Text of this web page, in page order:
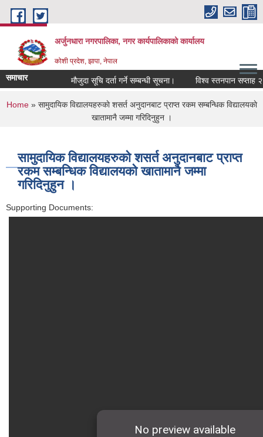
Skip to main content
अर्जुनधारा नगरपालिका, नगर कार्यपालिकाको कार्यालय
कोशी प्रदेश, झापा, नेपाल
समाचार मौजुदा सूचि दर्ता गर्ने सम्बन्धी सूचना। विश्व स्तनपान सप्ताह
You are here
Home» सामुदायिक विद्यालयहरुकाे शसर्त अनुदानबाट प्राप्त रकम सम्बन्धिक विद्यालयकाे
खातामानै जम्मा गरिदिनुहुन ।
सामुदायिक विद्यालयहरुकाे शसर्त अनुदानबाट प्राप्त
रकम सम्बन्धिक विद्यालयकाे खातामानै जम्मा
गरिदिनुहुन ।
Supporting Documents: